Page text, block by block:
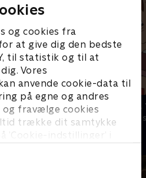
og cookies fra
at give dig den bedste
til statistik og til at
Vores
anvende cookie-data til
på egne og andres
fravælge cookies
trække dit samtykke
’Cookie-indstillinger’ i
Karlsson på
Børneserier • 1